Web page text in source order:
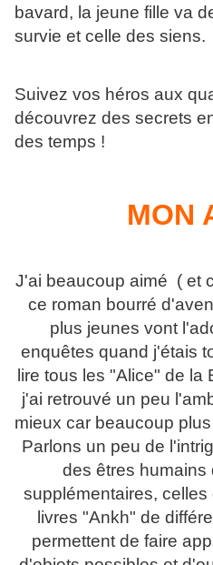
bavard, la jeune fille va
survie et celle des siens.
Suivez vos héros aux
découvrez des secrets
des temps !
MON
J'ai beaucoup aimé ( et
ce roman bourré
plus jeunes vont
enquêtes quand j'étais
lire tous les "Alice" de la
j'ai retrouvé un peu
mieux car beaucoup
Parlons un peu de
des êtres humains
supplémentaires,
livres "Ankh" de
permettent de faire